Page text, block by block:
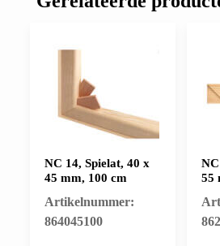
NC 14, Spielat, 40 x
45 mm, 100 cm
Artikelnummer:
864045100
55